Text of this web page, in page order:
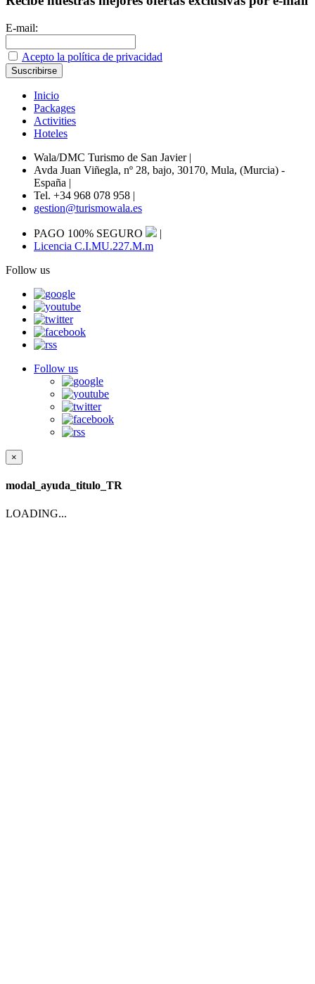
E-mail:
Acepto la política de privacidad
Inicio
Packages
Activities
Hoteles
Wala/DMC Turismo de San Javier |
Avda Juan Viñegla, nº 28, bajo, 30170, Mula, (Murcia) -
España |
Tel. +34 968 078 958 |
gestion@turismowala.es
PAGO 100% SEGURO
|
Licencia C.I.MU.227.M.m
Follow us
Follow us
×
modal_ayuda_titulo_TR
LOADING...